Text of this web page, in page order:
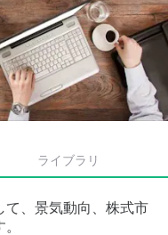
ライブラリ
て、景気動向、株式市